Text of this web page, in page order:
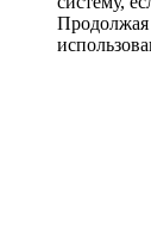
Продолжая